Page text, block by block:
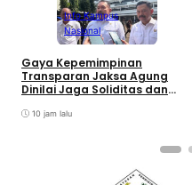
Info Kampus
Nasional
Gaya Kepemimpinan
Transparan Jaksa Agung
Dinilai Jaga Soliditas dan
Adhyaksa
10 jam lalu